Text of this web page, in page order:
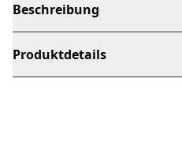
Beschreibung
Produktdetails